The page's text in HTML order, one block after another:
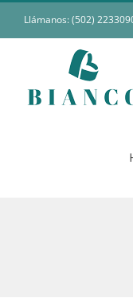
al
Llámanos: (502)